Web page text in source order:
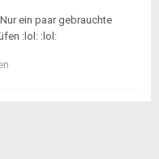
ein paar gebrauchte
:lol: :lol: